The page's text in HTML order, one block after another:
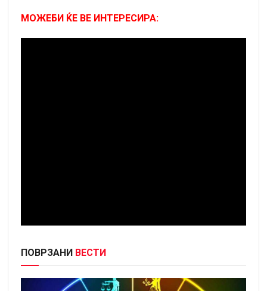
МОЖЕБИ ЌЕ ВЕ ИНТЕРЕСИРА:
ПОВРЗАНИ ВЕСТИ